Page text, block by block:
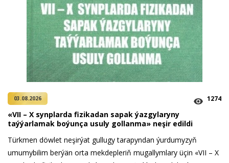
03.08.2026 1274
«VII – X synplarda fizikadan sapak ýazgylaryny
taýýarlamak boýunça usuly gollanma» neşir edildi
Türkmen döwlet neşirýat gullugy tarapyndan ýurdumyzyň
umumybilim berýän orta mekdepleriň mugallymlary üçin «VII – X